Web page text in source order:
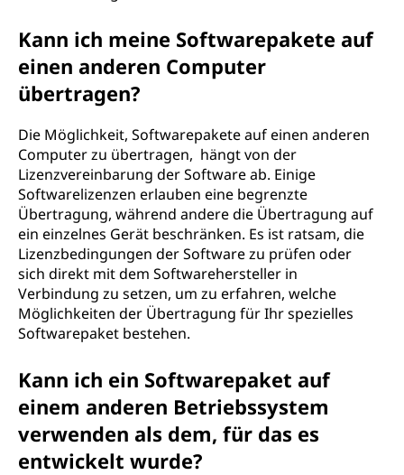
Kann ich meine Softwarepakete auf
einen anderen Computer
übertragen?
Die Möglichkeit, Softwarepakete auf einen anderen
Computer zu übertragen, hängt von der
Lizenzvereinbarung der Software ab. Einige
Softwarelizenzen erlauben eine begrenzte
Übertragung, während andere die Übertragung auf
ein einzelnes Gerät beschränken. Es ist ratsam, die
Lizenzbedingungen der Software zu prüfen oder
sich direkt mit dem Softwarehersteller in
Verbindung zu setzen, um zu erfahren, welche
Möglichkeiten der Übertragung für Ihr spezielles
Softwarepaket bestehen.
Kann ich ein Softwarepaket auf
einem anderen Betriebssystem
verwenden als dem, für das es
entwickelt wurde?